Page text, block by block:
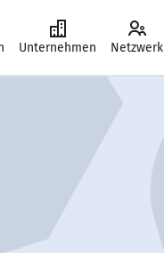
Unternehmen Netzwerk